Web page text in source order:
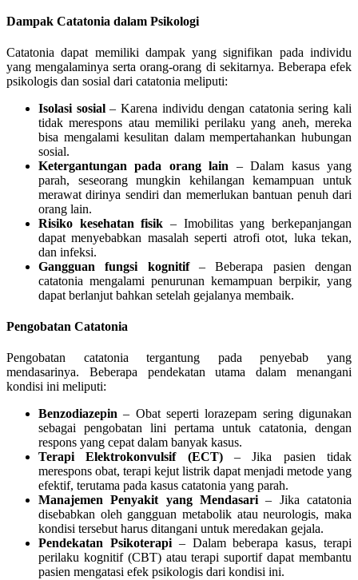
Dampak Catatonia dalam Psikologi
Catatonia dapat memiliki dampak yang signifikan pada individu
yang mengalaminya serta orang-orang di sekitarnya. Beberapa efek
psikologis dan sosial dari catatonia meliputi:
Isolasi sosial– Karena individu dengan catatonia sering kali
tidak merespons atau memiliki perilaku yang aneh, mereka
bisa mengalami kesulitan dalam mempertahankan hubungan
sosial.
Ketergantungan pada orang lain – Dalam kasus yang
parah, seseorang mungkin kehilangan kemampuan untuk
merawat dirinya sendiri dan memerlukan bantuan penuh dari
orang lain.
Risiko kesehatan fisik – Imobilitas yang berkepanjangan
dapat menyebabkan masalah seperti atrofi otot, luka tekan,
dan infeksi.
Gangguan fungsi kognitif– Beberapa pasien dengan
catatonia mengalami penurunan kemampuan berpikir, yang
dapat berlanjut bahkan setelah gejalanya membaik.
Pengobatan Catatonia
Pengobatan catatonia tergantung pada penyebab yang
mendasarinya. Beberapa pendekatan utama dalam menangani
kondisi ini meliputi:
Benzodiazepin – Obat seperti lorazepam sering digunakan
sebagai pengobatan lini pertama untuk catatonia, dengan
respons yang cepat dalam banyak kasus.
Terapi Elektrokonvulsif (ECT)– Jika pasien tidak
merespons obat, terapi kejut listrik dapat menjadi metode yang
efektif, terutama pada kasus catatonia yang parah.
Manajemen Penyakit yang Mendasari– Jika catatonia
disebabkan oleh gangguan metabolik atau neurologis, maka
kondisi tersebut harus ditangani untuk meredakan gejala.
Pendekatan Psikoterapi– Dalam beberapa kasus, terapi
perilaku kognitif (CBT) atau terapi suportif dapat membantu
pasien mengatasi efek psikologis dari kondisi ini.